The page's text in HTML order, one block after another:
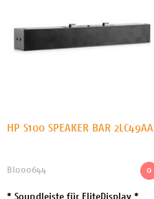
HP S100 SPEAKER BAR 2LC49AA
0
BI000644
* Soundleiste für EliteDisplay *